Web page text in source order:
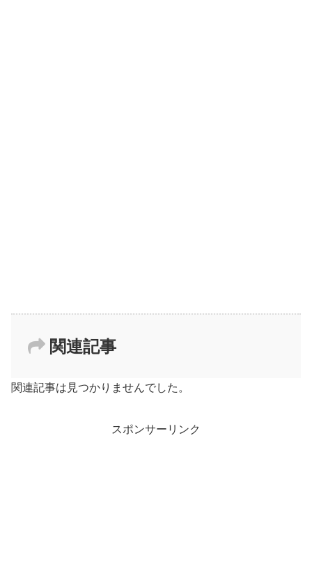
関連記事
関連記事は見つかりませんでした。
スポンサーリンク